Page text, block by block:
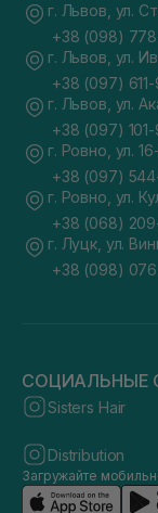
г. Львов, ул.
+38 (098)
г. Львов, ул.
+38 (097)
г. Львов, ул.
+38 (097) 101-
г. Ровно, ул.
+38 (097)
г. Ровно, ул.
+38 (068)
г. Луцк, ул.
+38 (098)
СОЦИАЛЬНЫЕ
Sisters Hair
Distribution
Загружайте